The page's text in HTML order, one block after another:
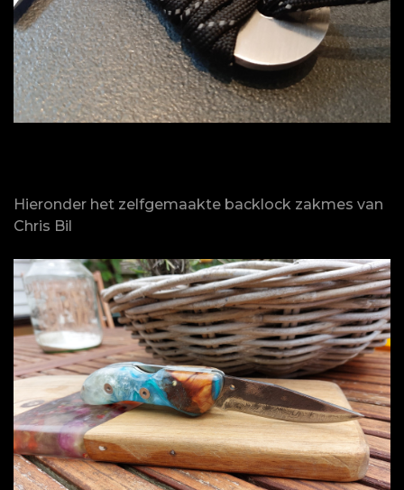
Hieronder het zelfgemaakte backlock zakmes van
Chris Bil